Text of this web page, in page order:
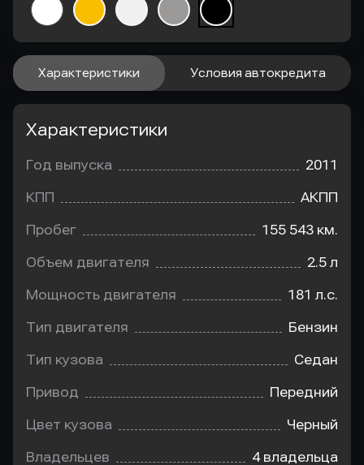
Характеристики Условия автокредита
Характеристики
Год выпуска 2011
КПП АКПП
Пробег 155 543 км.
Объем двигателя 2.5 л
Мощность двигателя 181 л.с.
Тип двигателя Бензин
Тип кузова Седан
Привод Передний
Цвет кузова Черный
Владельцев 4 владельца